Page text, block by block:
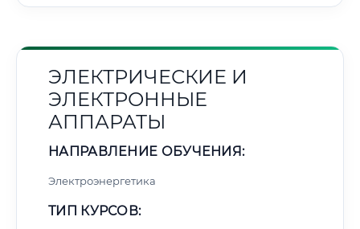
ЭЛЕКТРИЧЕСКИЕ И
ЭЛЕКТРОННЫЕ
АППАРАТЫ
НАПРАВЛЕНИЕ ОБУЧЕНИЯ:
Электроэнергетика
ТИП КУРСОВ: